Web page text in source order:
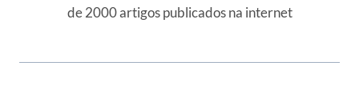
de 2000 artigos publicados na internet